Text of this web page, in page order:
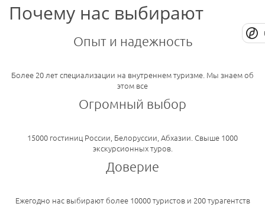
Почему нас выбирают
Опыт и надежность
Более 20 лет специализации на внутреннем туризме. Мы знаем об
этом все
Огромный выбор
15000 гостиниц России, Белоруссии, Абхазии. Свыше 1000
экскурсионных туров.
Доверие
Ежегодно нас выбирают более 10000 туристов и 200 турагентств